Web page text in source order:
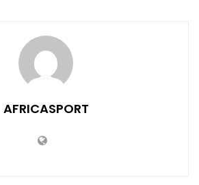
AFRICASPORT